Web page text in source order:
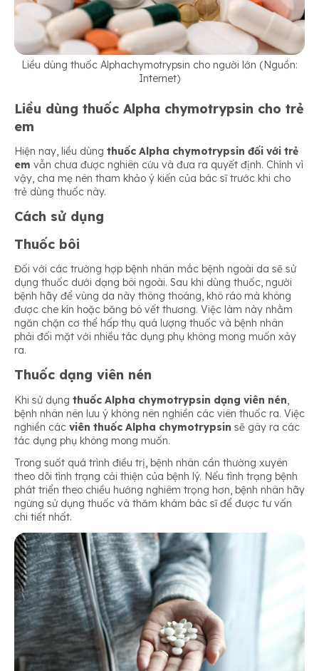
Liều dùng thuốc Alphachymotrypsin cho người lớn (Nguồn:
Internet)
Liều dùng thuốc Alpha chymotrypsin cho trẻ
em
Hiện nay, liều dùng thuốc Alpha chymotrypsin đối với trẻ
em vẫn chưa được nghiên cứu và đưa ra quyết định. Chính vì
vậy, cha mẹ nên tham khảo ý kiến của bác sĩ trước khi cho
trẻ dùng thuốc này.
Cách sử dụng
Thuốc bôi
Đối với các trường hợp bệnh nhân mắc bệnh ngoài da sẽ sử
dụng thuốc dưới dạng bôi ngoài. Sau khi dùng thuốc, người
bệnh hãy để vùng da này thông thoáng, khô ráo mà không
được che kín hoặc băng bó vết thương. Việc làm này nhằm
ngăn chặn cơ thể hấp thụ quá lượng thuốc và bệnh nhân
phải đối mặt với nhiều tác dụng phụ không mong muốn xảy
ra.
Thuốc dạng viên nén
Khi sử dụng thuốc Alpha chymotrypsin dạng viên nén,
bệnh nhân nên lưu ý không nên nghiền các viên thuốc ra. Việc
nghiền các viên thuốc Alpha chymotrypsin sẽ gây ra các
tác dụng phụ không mong muốn.
Trong suốt quá trình điều trị, bệnh nhân cần thường xuyên
theo dõi tình trạng cải thiện của bệnh lý. Nếu tình trạng bệnh
phát triển theo chiều hướng nghiêm trọng hơn, bệnh nhân hãy
ngừng sử dụng thuốc và thăm khám bác sĩ để được tư vấn
chi tiết nhất.